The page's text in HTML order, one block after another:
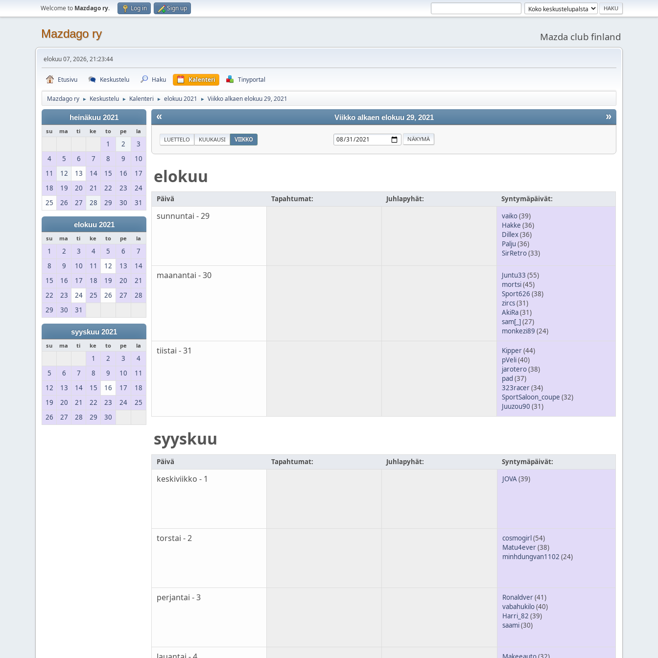
Welcome to Mazdago ry. Log in Sign up
Mazdago ry Mazda club finland
elokuu 07, 2026, 21:23:44
Etusivu Keskustelu Haku Kalenteri Tinyportal
Mazdago ry ► Keskustelu ► Kalenteri ► elokuu 2021 ► Viikko alkaen elokuu 29, 2021
heinäkuu 2021
su ma ti ke to pe la
1 2
3
4
5 6 7 8 9
10
11
12 13 14 15 16
17
18
19 20 21 22 23
24
25
26 27 28 29 30 31
elokuu 2021
su ma ti ke to pe la
1 2 3 4 5 6
7
8
9 10 11 12 13
14
15
16 17 18 19 20
21
22
23 24 25 26 27
28
29
30 31
syyskuu 2021
su ma ti ke to pe la
1 2 3
4
5
6 7 8 9 10
11
12
13 14 15 16 17
18
19
20 21 22 23 24
25
26
27 28 29 30
« »
Viikko alkaen elokuu 29, 2021
LUETTELO KUUKAUSI VIIKKO
elokuu
Päivä Tapahtumat: Juhlapyhät: Syntymäpäivät:
sunnuntai - 29 vaiko(39)
Hakke (36)
Dillex(36)
Palju (36)
SirRetro(33)
maanantai - 30 Juntu33 (55)
mortsi(45)
Sport626 (38)
zircs(31)
AkiRa(31)
sam[_](27)
monkezi89 (24)
tiistai - 31 Kipper(44)
pVeli(40)
jarotero(38)
pad (37)
323racer(34)
SportSaloon_coupe (32)
Juuzou90 (31)
syyskuu
Päivä Tapahtumat: Juhlapyhät: Syntymäpäivät:
keskiviikko - 1 JOVA(39)
torstai - 2 cosmogirl(54)
Matu4ever(38)
minhdungvan1102 (24)
perjantai - 3 Ronaldver(41)
vabahukilo(40)
Harri_82 (39)
saami(30)